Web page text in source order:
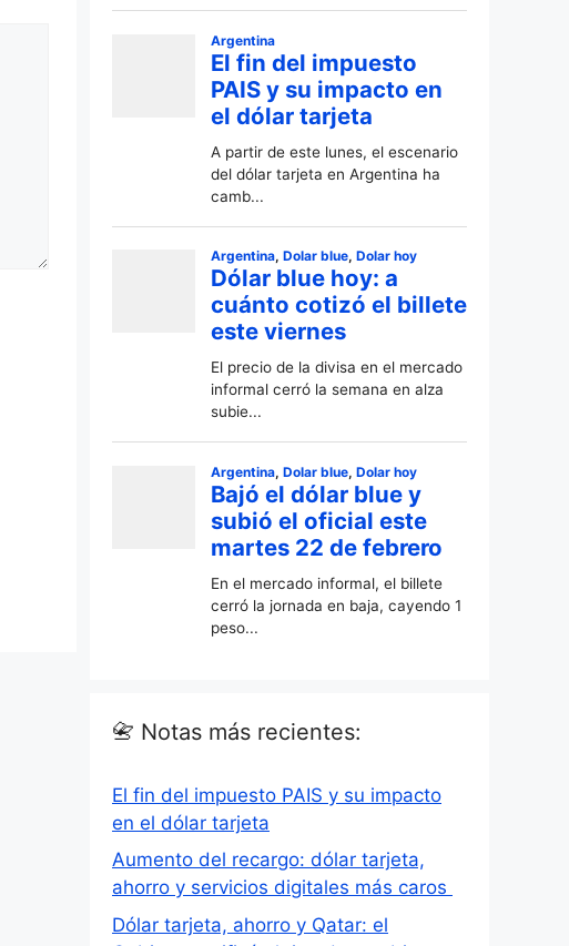
📇 Notas más recientes:
El fin del impuesto PAIS y su impacto
en el dólar tarjeta
Aumento del recargo: dólar tarjeta,
ahorro y servicios digitales más caros
Dólar tarjeta, ahorro y Qatar: el